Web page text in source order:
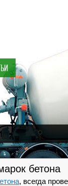
бетона
, всегда